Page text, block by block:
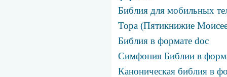
Библия для мобильных
Тора (Пятикнижие
Библия в формате doc
Симфония Библии в
Каноническая библия в